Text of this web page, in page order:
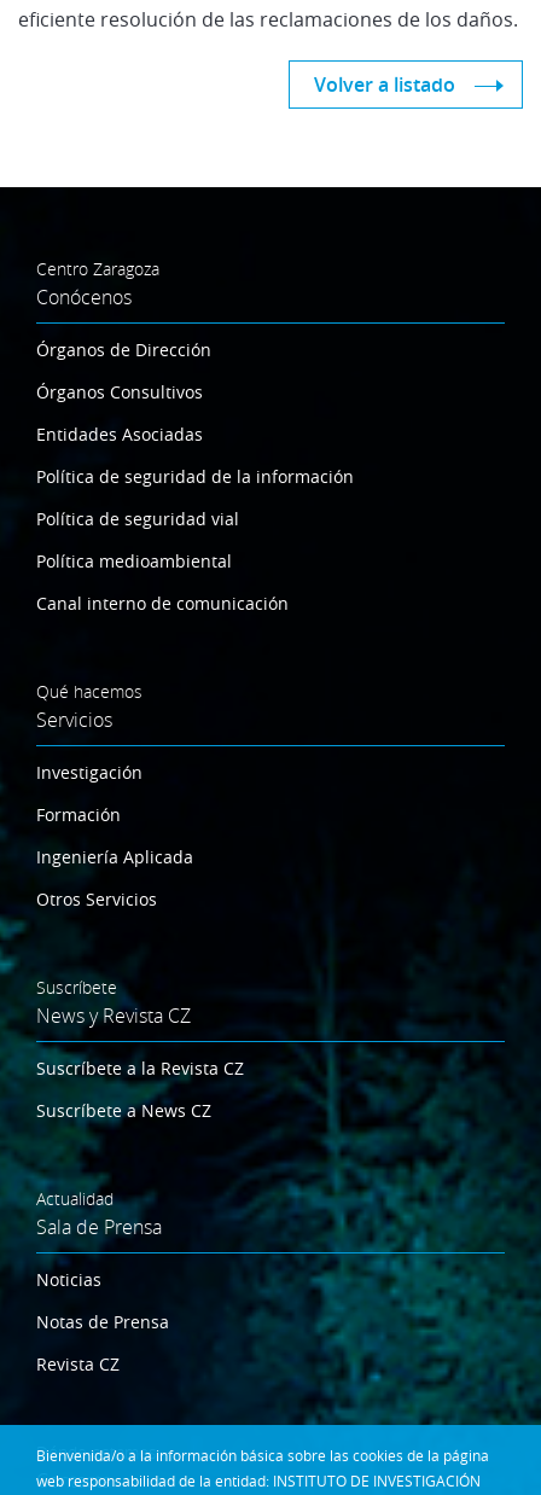
Bienvenida/o a la información básica sobre las cookies de la página
web responsabilidad de la entidad: INSTITUTO DE INVESTIGACIÓN
eficiente resolución de las reclamaciones de los daños.
Volver a listado
Centro Zaragoza
Conócenos
Órganos de Dirección
Órganos Consultivos
Entidades Asociadas
Política de seguridad de la información
Política de seguridad vial
Política medioambiental
Canal interno de comunicación
Qué hacemos
Servicios
Investigación
Formación
Ingeniería Aplicada
Otros Servicios
Suscríbete
News y Revista CZ
Suscríbete a la Revista CZ
Suscríbete a News CZ
Actualidad
Sala de Prensa
Noticias
Notas de Prensa
Revista CZ
Dónde estamos
Contacta